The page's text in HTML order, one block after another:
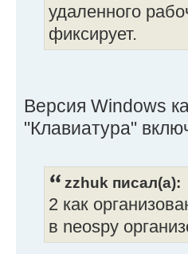
удаленного
фиксирует.
Версия Windows
"Клавиатура"
zzhuk писал(а):
2 как
в neospy